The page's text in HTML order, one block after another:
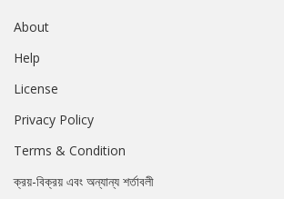
About
Help
License
Privacy Policy
Terms & Condition
ক্রয়-বিক্রয় এবং অন্যান্য শর্তাবলী